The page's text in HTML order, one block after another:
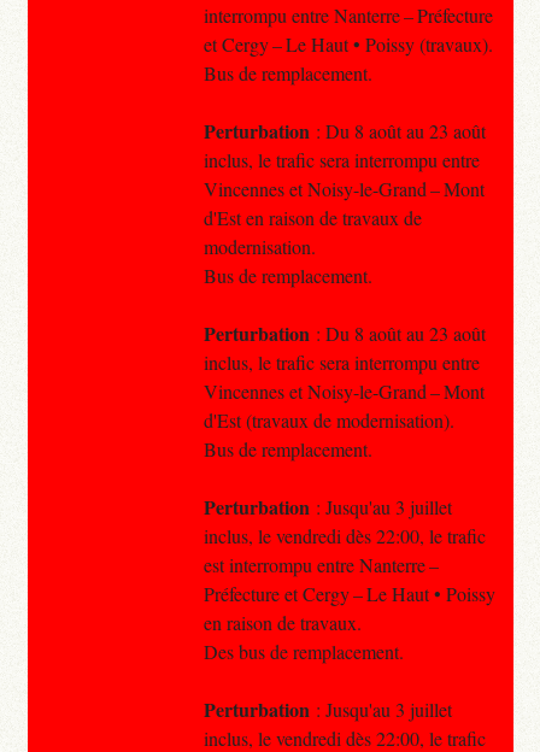
interrompu entre Nanterre – Préfecture
et Cergy – Le Haut • Poissy (travaux).
Bus de remplacement.
Perturbation : Du 8 août au 23 août
inclus, le trafic sera interrompu entre
Vincennes et Noisy-le-Grand – Mont
d'Est en raison de travaux de
modernisation.
Bus de remplacement.
Perturbation : Du 8 août au 23 août
inclus, le trafic sera interrompu entre
Vincennes et Noisy-le-Grand – Mont
d'Est (travaux de modernisation).
Bus de remplacement.
Perturbation : Jusqu'au 3 juillet
inclus, le vendredi dès 22:00, le trafic
est interrompu entre Nanterre –
Préfecture et Cergy – Le Haut • Poissy
en raison de travaux.
Des bus de remplacement.
Perturbation : Jusqu'au 3 juillet
inclus, le vendredi dès 22:00, le trafic